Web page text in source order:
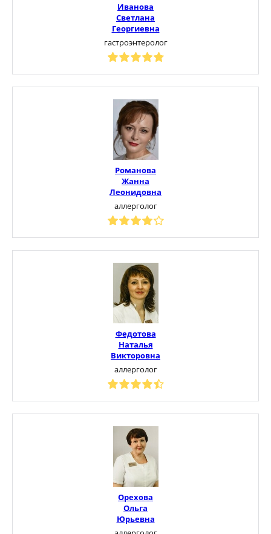
Иванова
Светлана
Георгиевна
гастроэнтеролог
Романова
Жанна
Леонидовна
аллерголог
Федотова
Наталья
Викторовна
аллерголог
Орехова
Ольга
Юрьевна